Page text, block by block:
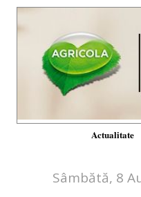
Actualitate
Sâmbătă, 8